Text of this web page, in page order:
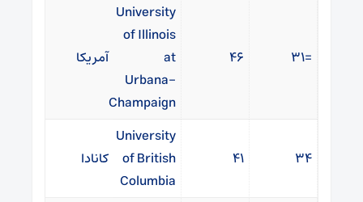
=۳۱ ۴۶
University
of Illinois
at
Urbana-
Champaign
آمریکا
۳۴ ۴۱
University
of British
Columbia
کانادا